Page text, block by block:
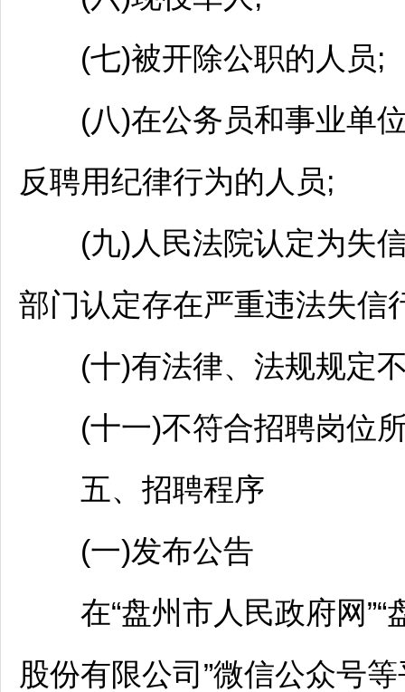
(七)被开除公职的人员;
(八)在公务员和事业单
反聘用纪律行为的人员;
(九)人民法院认定为失信
部门认定存在严重违法失信
(十)有法律、法规规定不
(十一)不符合招聘岗位
五、 招聘程序
(一)发布公告
在“盘州市人民政府网”“
股份有限公司”微信公众号